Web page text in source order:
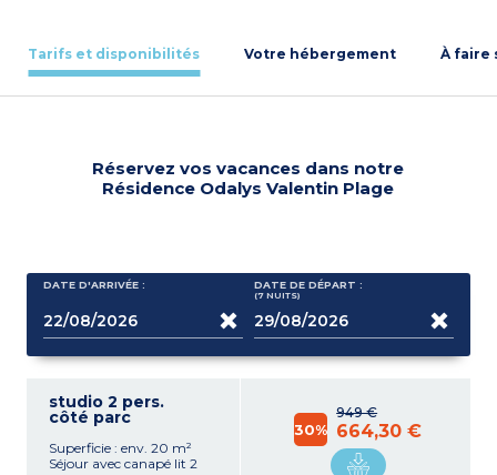
Tarifs et disponibilités Votre hébergement À faire
Réservez vos vacances dans notre
Résidence Odalys Valentin Plage
DATE D'ARRIVÉE : DATE DE DÉPART :
(7 NUITS)
studio 2 pers.
côté parc
Superficie : env. 20 m²
Séjour avec canapé lit 2
949 €
30% 664,30 €